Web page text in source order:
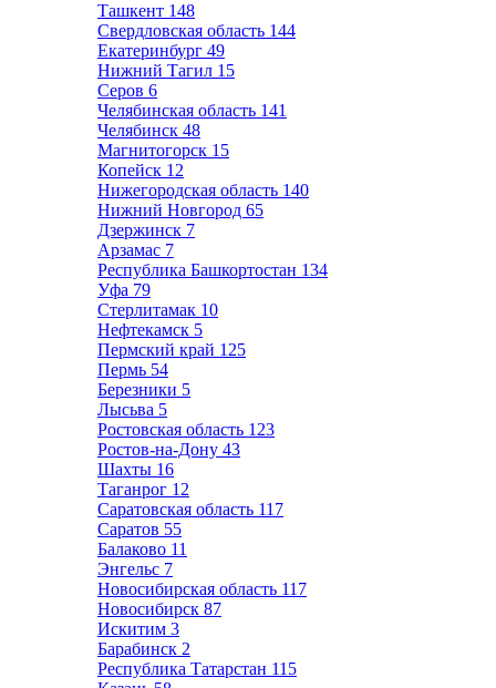
Ташкент 148
Свердловская область 144
Екатеринбург 49
Нижний Тагил 15
Серов 6
Челябинская область 141
Челябинск 48
Магнитогорск 15
Копейск 12
Нижегородская область 140
Нижний Новгород 65
Дзержинск 7
Арзамас 7
Республика Башкортостан 134
Уфа 79
Стерлитамак 10
Нефтекамск 5
Пермский край 125
Пермь 54
Березники 5
Лысьва 5
Ростовская область 123
Ростов-на-Дону 43
Шахты 16
Таганрог 12
Саратовская область 117
Саратов 55
Балаково 11
Энгельс 7
Новосибирская область 117
Новосибирск 87
Искитим 3
Барабинск 2
Республика Татарстан 115